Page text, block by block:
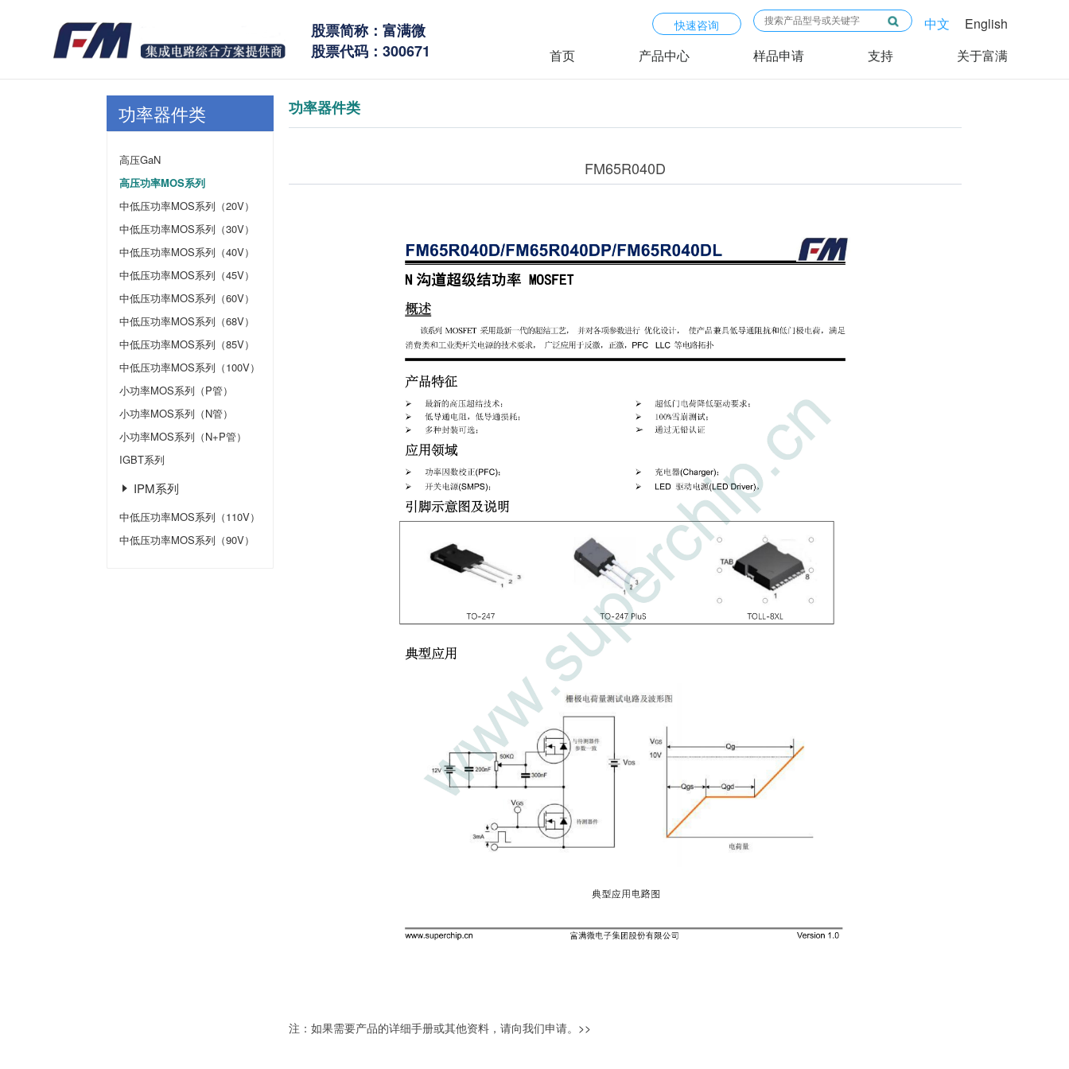
股票简称：富满微
股票代码：300671
快速咨询 中文
English
首页
产品中心 样品申请 支持 关于富满
功率器件类
高压GaN
高压功率MOS系列
中低压功率MOS系列（20V）
中低压功率MOS系列（30V）
中低压功率MOS系列（40V）
中低压功率MOS系列（45V）
中低压功率MOS系列（60V）
中低压功率MOS系列（68V）
中低压功率MOS系列（85V）
中低压功率MOS系列（100V）
小功率MOS系列（P管）
小功率MOS系列（N管）
小功率MOS系列（N+P管）
IGBT系列
IPM系列
中低压功率MOS系列（110V）
中低压功率MOS系列（90V）
功率器件类
FM65R040D
注：如果需要产品的详细手册或其他资料，请向我们申请。 >>